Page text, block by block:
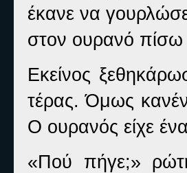
έκανε να
στον ουρανό
Εκείνος
τέρας. Όμως
Ο ουρανός είχε
«Πού πήγε;»